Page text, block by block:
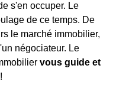
s'en occuper. Le
de ce temps. De
le marché immobilier,
négociateur. Le
vous guide et
!